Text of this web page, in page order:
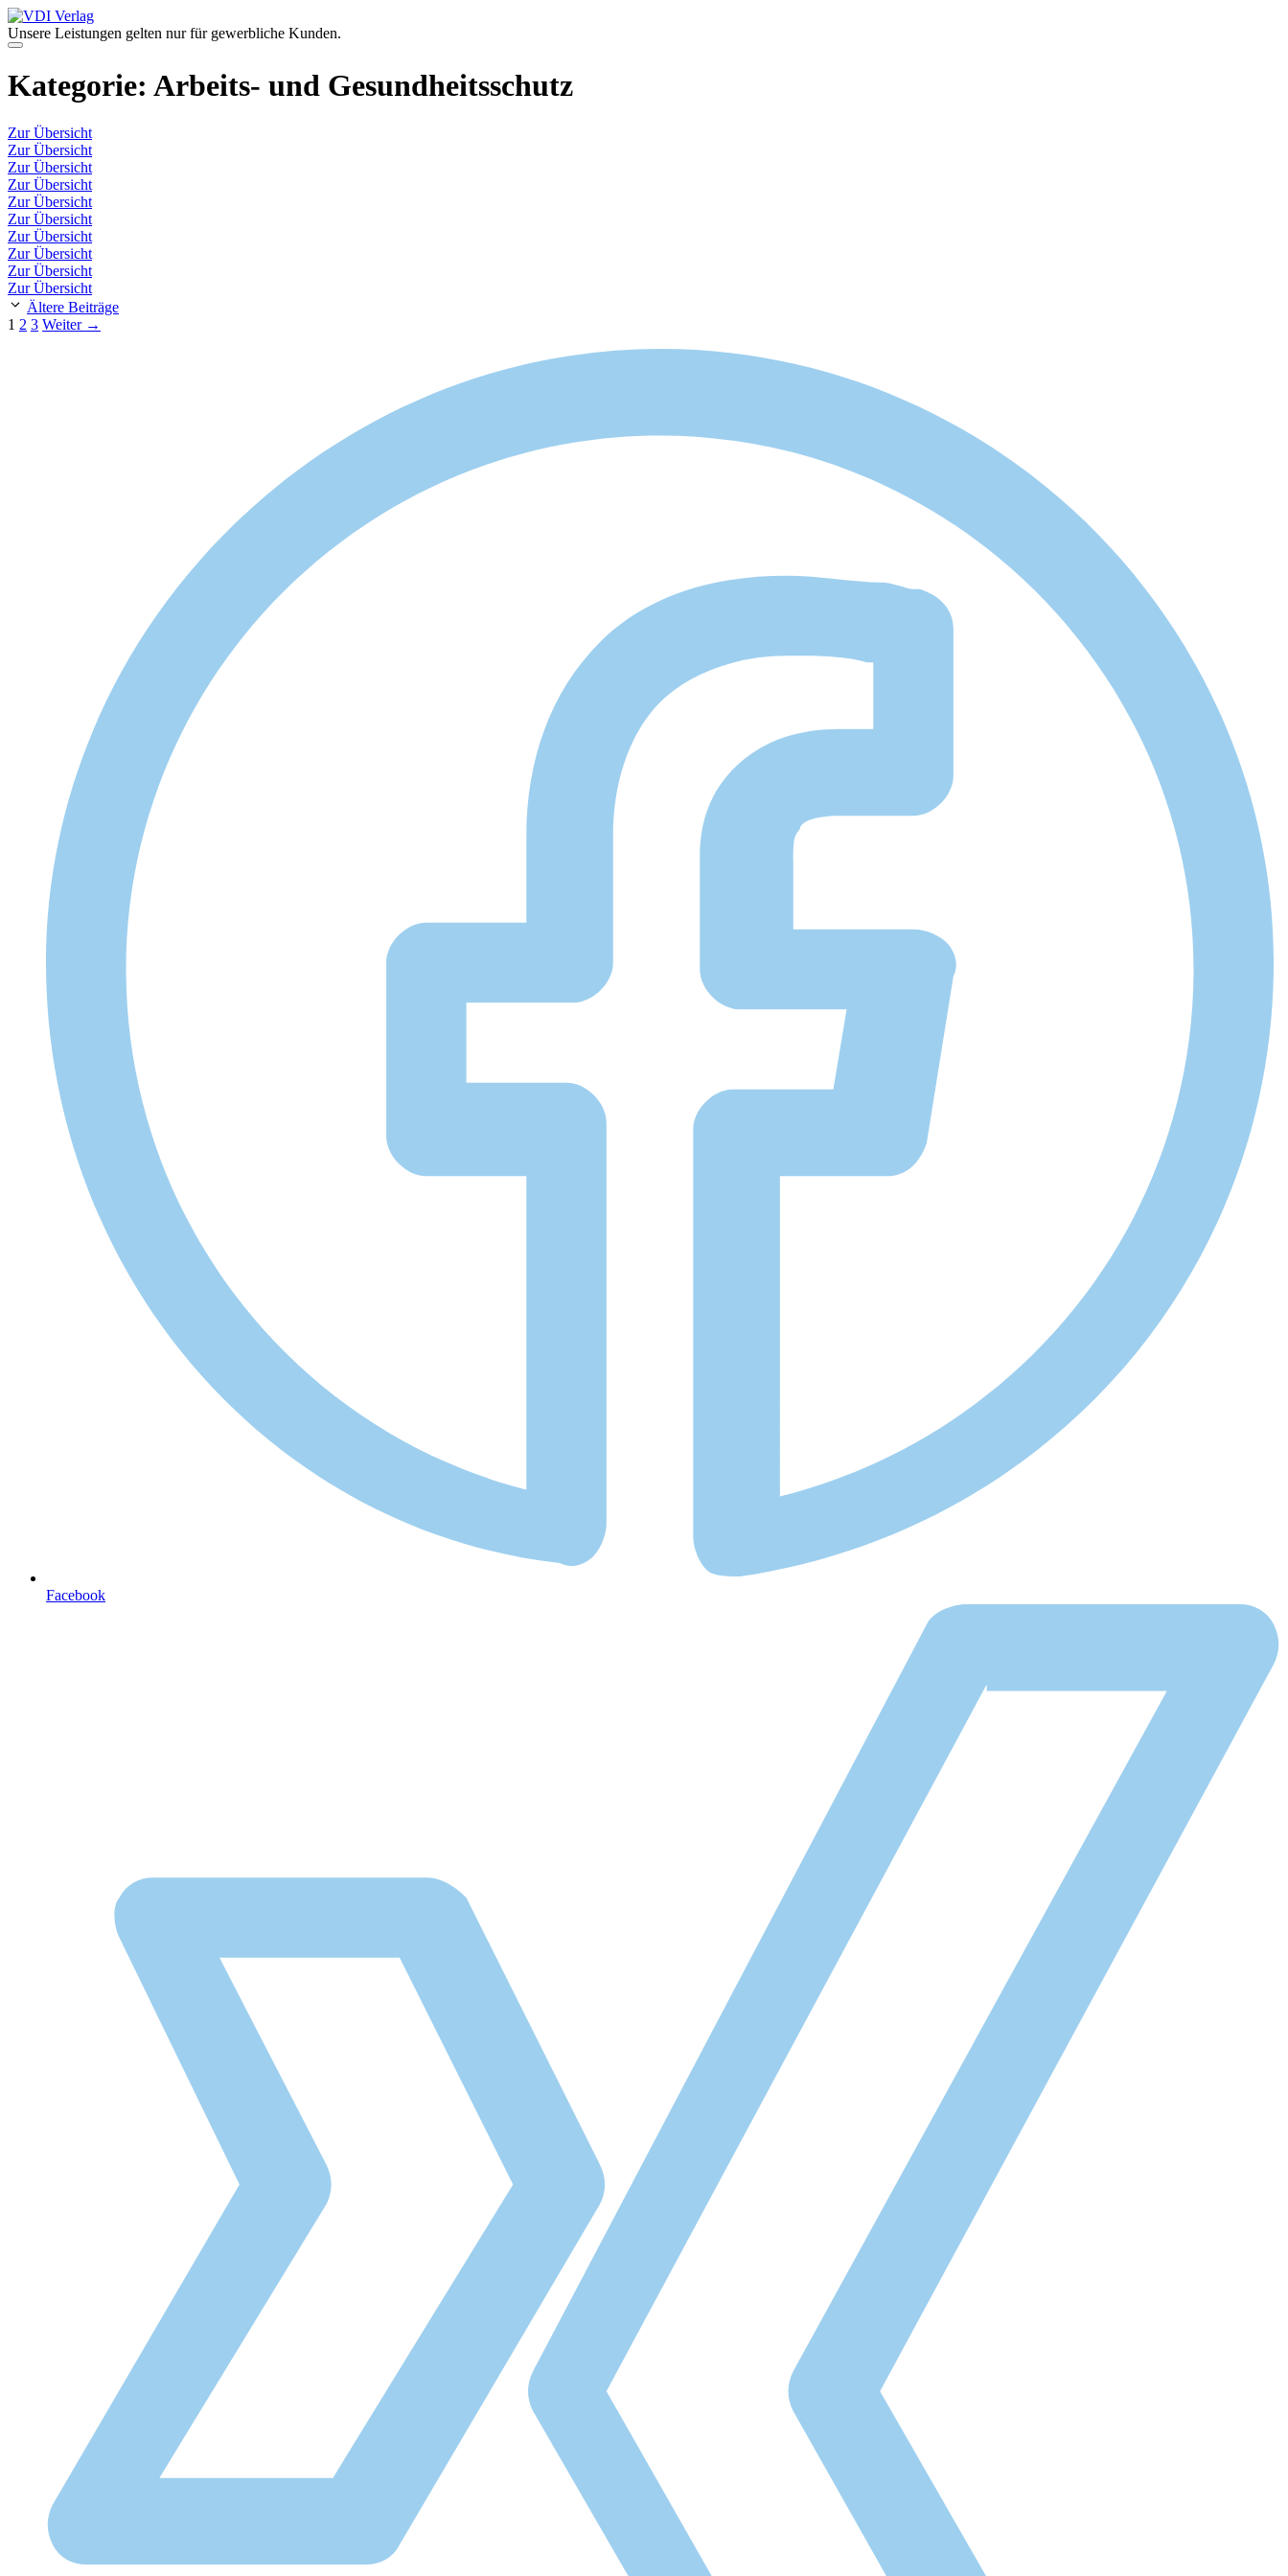
Zum
Inhalt
springen
Unsere Leistungen gelten nur für gewerbliche Kunden.
Menü
Kategorie: Arbeits- und Gesundheitsschutz
Zur Übersicht
Zur Übersicht
Zur Übersicht
Zur Übersicht
Zur Übersicht
Zur Übersicht
Zur Übersicht
Zur Übersicht
Zur Übersicht
Zur Übersicht
Ältere Beiträge
Seite
1 Seite
2 Seite
3 Weiter →
Facebook